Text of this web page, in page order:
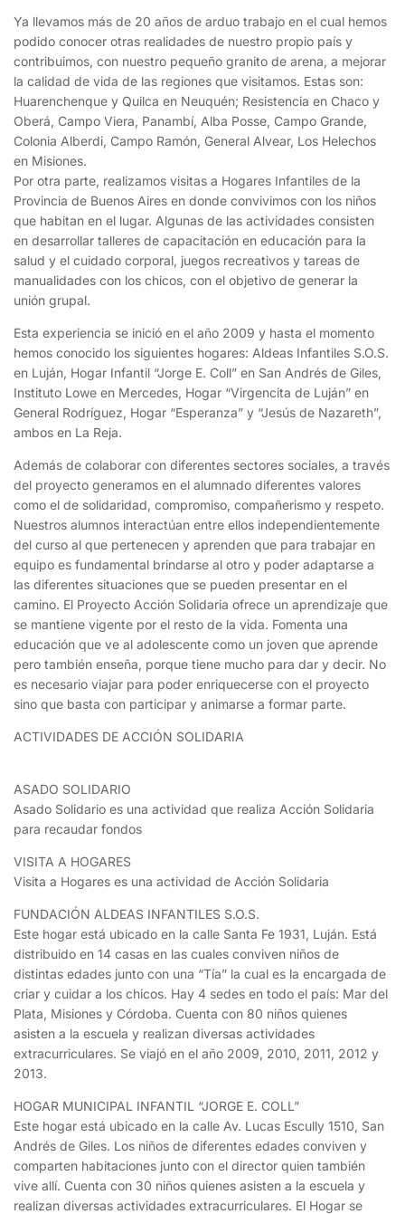
Ya llevamos más de 20 años de arduo trabajo en el cual hemos
podido conocer otras realidades de nuestro propio país y
contribuimos, con nuestro pequeño granito de arena, a mejorar
la calidad de vida de las regiones que visitamos. Estas son:
Huarenchenque y Quilca en Neuquén; Resistencia en Chaco y
Oberá, Campo Viera, Panambí, Alba Posse, Campo Grande,
Colonia Alberdi, Campo Ramón, General Alvear, Los Helechos
en Misiones.
Por otra parte, realizamos visitas a Hogares Infantiles de la
Provincia de Buenos Aires en donde convivimos con los niños
que habitan en el lugar. Algunas de las actividades consisten
en desarrollar talleres de capacitación en educación para la
salud y el cuidado corporal, juegos recreativos y tareas de
manualidades con los chicos, con el objetivo de generar la
unión grupal.
Esta experiencia se inició en el año 2009 y hasta el momento
hemos conocido los siguientes hogares: Aldeas Infantiles S.O.S.
en Luján, Hogar Infantil “Jorge E. Coll” en San Andrés de Giles,
Instituto Lowe en Mercedes, Hogar “Virgencita de Luján” en
General Rodríguez, Hogar “Esperanza” y “Jesús de Nazareth”,
ambos en La Reja.
Además de colaborar con diferentes sectores sociales, a través
del proyecto generamos en el alumnado diferentes valores
como el de solidaridad, compromiso, compañerismo y respeto.
Nuestros alumnos interactúan entre ellos independientemente
del curso al que pertenecen y aprenden que para trabajar en
equipo es fundamental brindarse al otro y poder adaptarse a
las diferentes situaciones que se pueden presentar en el
camino. El Proyecto Acción Solidaria ofrece un aprendizaje que
se mantiene vigente por el resto de la vida. Fomenta una
educación que ve al adolescente como un joven que aprende
pero también enseña, porque tiene mucho para dar y decir. No
es necesario viajar para poder enriquecerse con el proyecto
sino que basta con participar y animarse a formar parte.
ACTIVIDADES DE ACCIÓN SOLIDARIA
ASADO SOLIDARIO
Asado Solidario es una actividad que realiza Acción Solidaria
para recaudar fondos
VISITA A HOGARES
Visita a Hogares es una actividad de Acción Solidaria
FUNDACIÓN ALDEAS INFANTILES S.O.S.
Este hogar está ubicado en la calle Santa Fe 1931, Luján. Está
distribuido en 14 casas en las cuales conviven niños de
distintas edades junto con una “Tía” la cual es la encargada de
criar y cuidar a los chicos. Hay 4 sedes en todo el país: Mar del
Plata, Misiones y Córdoba. Cuenta con 80 niños quienes
asisten a la escuela y realizan diversas actividades
extracurriculares. Se viajó en el año 2009, 2010, 2011, 2012 y
2013.
HOGAR MUNICIPAL INFANTIL “JORGE E. COLL”
Este hogar está ubicado en la calle Av. Lucas Escully 1510, San
Andrés de Giles. Los niños de diferentes edades conviven y
comparten habitaciones junto con el director quien también
vive allí. Cuenta con 30 niños quienes asisten a la escuela y
realizan diversas actividades extracurriculares. El Hogar se